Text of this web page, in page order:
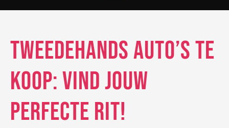
Tweedehands Auto’s Te
Koop: Vind Jouw
Perfecte Rit!